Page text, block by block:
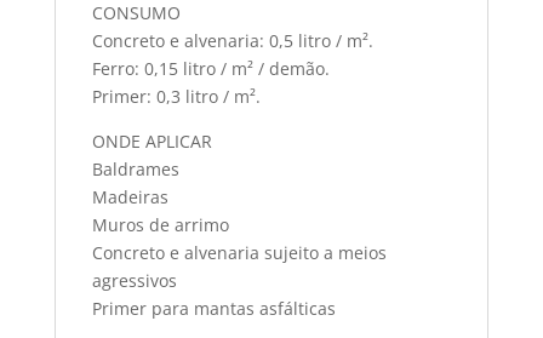
CONSUMO
Concreto e alvenaria: 0,5 litro / m².
Ferro: 0,15 litro / m² / demão.
Primer: 0,3 litro / m².
ONDE APLICAR
Baldrames
Madeiras
Muros de arrimo
Concreto e alvenaria sujeito a meios
agressivos
Primer para mantas asfálticas